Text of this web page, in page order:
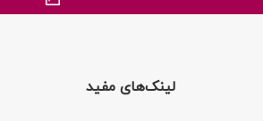
لینک‌های مفید